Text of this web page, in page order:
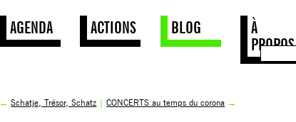
AGENDA ACTIONS BLOG
À
PROPOS
←Schatje, Trésor, Schatz |CONCERTS au temps du corona →